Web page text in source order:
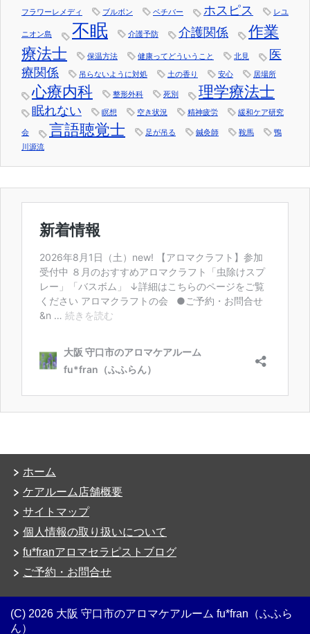
フラワーレメディ ブルボン ベチバー ホスピス レユ
ニオン島 不眠 介護予防 介護関係
作業
療法士
保温方法 健康ってどういうこと 北見
医
療関係
吊らないように対処 土の香り 安心 居場所
心療内科 整形外科 死別 理学療法士
眠れない 瞑想 空き状況 精神疲労 緩和ケア研究
会 言語聴覚士 足が吊る 鍼灸師 鞍馬
鴨
川源流
ホーム
ケアルーム店舗概要
サイトマップ
個人情報の取り扱いについて
fu*franアロマセラピストブログ
ご予約・お問合せ
(C) 2026 大阪 守口市のアロマケアルーム fu*fran（ふふら
ん）